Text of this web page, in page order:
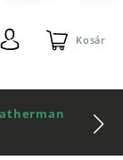
Kosár